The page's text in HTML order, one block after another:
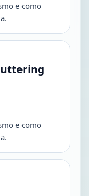
e como
e como